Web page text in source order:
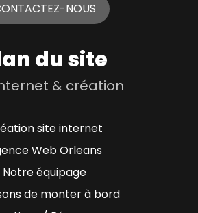
NOUS
du site
& création
site internet
Web Orleans
Notre équipage
de monter à bord